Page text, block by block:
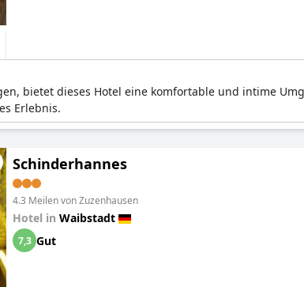
bietet dieses Hotel eine komfortable und intime
Erlebnis.
Schinderhannes
4.3 Meilen von Zuzenhausen
Hotel in Waibstadt
7,3 Gut